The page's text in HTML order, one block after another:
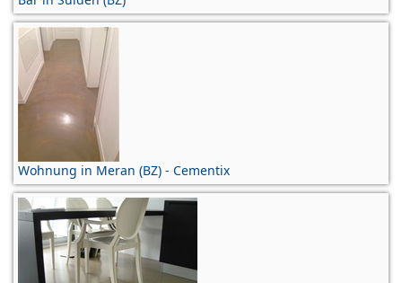
Wohnung in Meran (BZ) - Cementix